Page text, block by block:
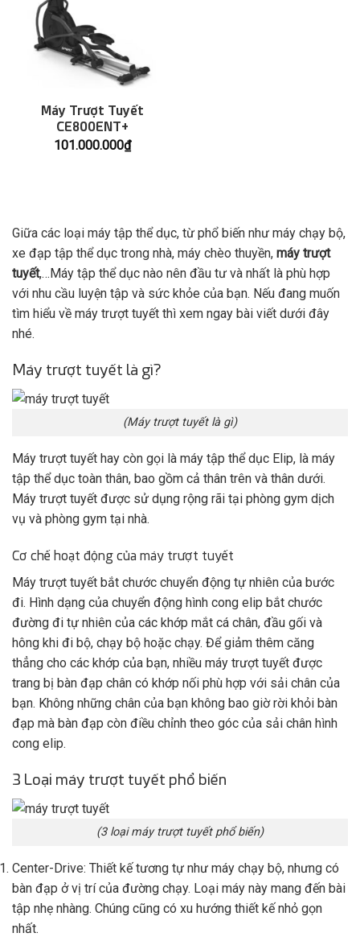
Máy Trượt Tuyết
CE800ENT+
101.000.000₫
Giữa các loại máy tập thể dục, từ phổ biến như máy chạy bộ,
xe đạp tập thể dục trong nhà, máy chèo thuyền, máy trượt
tuyết,…Máy tập thể dục nào nên đầu tư và nhất là phù hợp
với nhu cầu luyện tập và sức khỏe của bạn. Nếu đang muốn
tìm hiểu về máy trượt tuyết thì xem ngay bài viết dưới đây
nhé.
Máy trượt tuyết là gì?
(Máy trượt tuyết là gì)
Máy trượt tuyết hay còn gọi là máy tập thể dục Elip, là máy
tập thể dục toàn thân, bao gồm cả thân trên và thân dưới.
Máy trượt tuyết được sử dụng rộng rãi tại phòng gym dịch
vụ và phòng gym tại nhà.
Cơ chế hoạt động của máy trượt tuyết
Máy trượt tuyết bắt chước chuyển động tự nhiên của bước
đi. Hình dạng của chuyển động hình cong elip bắt chước
đường đi tự nhiên của các khớp mắt cá chân, đầu gối và
hông khi đi bộ, chạy bộ hoặc chạy. Để giảm thêm căng
thẳng cho các khớp của bạn, nhiều máy trượt tuyết được
trang bị bàn đạp chân có khớp nối phù hợp với sải chân của
bạn. Không những chân của bạn không bao giờ rời khỏi bàn
đạp mà bàn đạp còn điều chỉnh theo góc của sải chân hình
cong elip.
3 Loại máy trượt tuyết phổ biến
(3 loại máy trượt tuyết phổ biến)
Center-Drive: Thiết kế tương tự như máy chạy bộ, nhưng có
bàn đạp ở vị trí của đường chạy. Loại máy này mang đến bài
tập nhẹ nhàng. Chúng cũng có xu hướng thiết kế nhỏ gọn
nhất.